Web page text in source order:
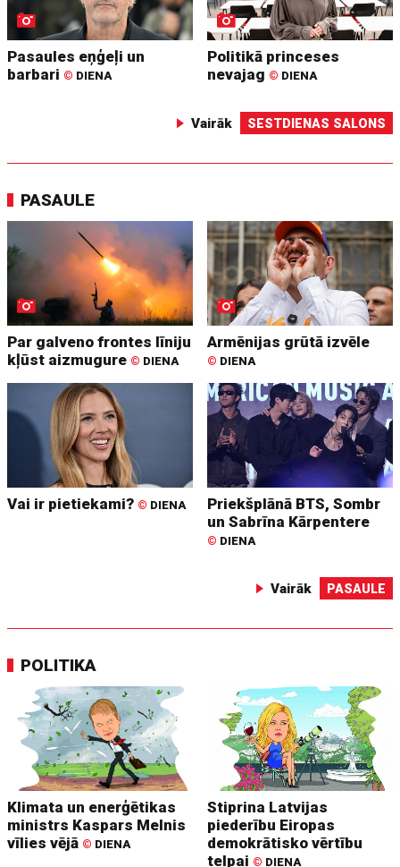
Pasaules eņģeļi un
barbari © DIENA
Politikā princeses
nevajag © DIENA
Vairāk SESTDIENAS SALONS
PASAULE
Par galveno frontes līniju
kļūst aizmugure © DIENA
Armēnijas grūtā izvēle
© DIENA
Vai ir pietiekami? © DIENA
Priekšplānā BTS, Sombr
un Sabrīna Kārpentere
© DIENA
Vairāk PASAULE
POLITIKA
Klimata un enerģētikas
ministrs Kaspars Melnis
vīlies vējā © DIENA
Stiprina Latvijas
piederību Eiropas
demokrātisko vērtību
telpai © DIENA